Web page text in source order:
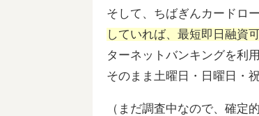
そして、ちばぎんカードロ
していれば、最短即日融資
ターネットバンキングを利
そのまま土曜日・日曜日・
（まだ調査中なので、確定